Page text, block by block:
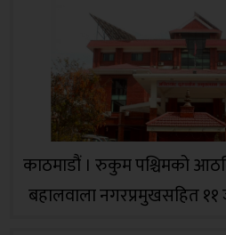
काठमाडौं । रुकुम पश्चिमको
बहालवाला नगरप्रमुखसहित ११